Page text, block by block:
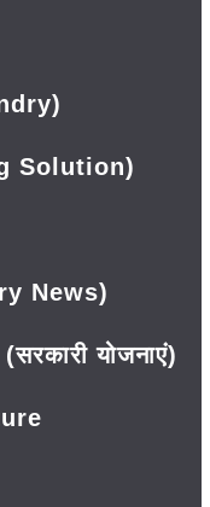
Solution)
News)
योजनाएं)